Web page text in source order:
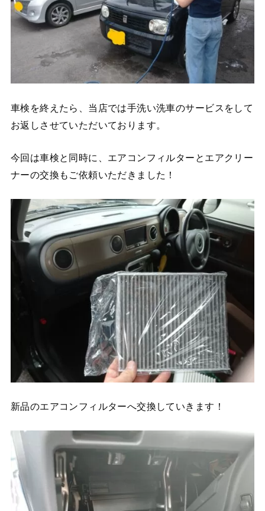
車検を終えたら、当店では手洗い洗車のサービスをして
お返しさせていただいております。
今回は車検と同時に、エアコンフィルターとエアクリー
ナーの交換もご依頼いただきました！
新品のエアコンフィルターへ交換していきます！